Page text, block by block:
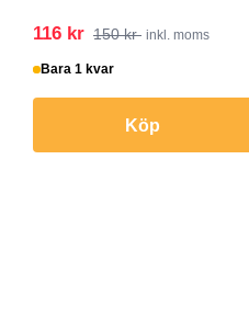
116 kr 150 kr inkl. moms
Bara 1 kvar
Köp